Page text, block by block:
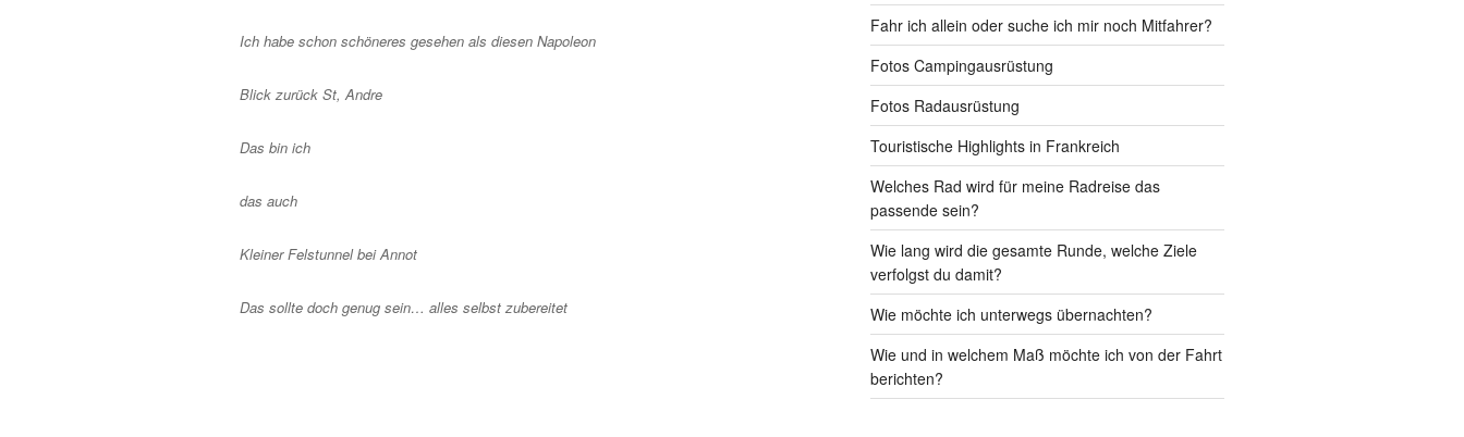
Ich habe schon schöneres gesehen als diesen Napoleon
Blick zurück St, Andre
Das bin ich
das auch
Kleiner Felstunnel bei Annot
Das sollte doch genug sein… alles selbst zubereitet
Fahr ich allein oder suche ich mir noch Mitfahrer?
Fotos Campingausrüstung
Fotos Radausrüstung
Touristische Highlights in Frankreich
Welches Rad wird für meine Radreise das
passende sein?
Wie lang wird die gesamte Runde, welche Ziele
verfolgst du damit?
Wie möchte ich unterwegs übernachten?
Wie und in welchem Maß möchte ich von der Fahrt
berichten?